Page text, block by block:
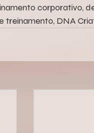
corporativo,
treinamento, DNA